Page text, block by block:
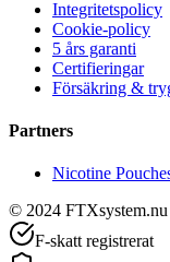
Integritetspolicy
Cookie-policy
5 års garanti
Certifieringar
Försäkring &
Partners
Nicotine
© 2024
F-skatt registrerat